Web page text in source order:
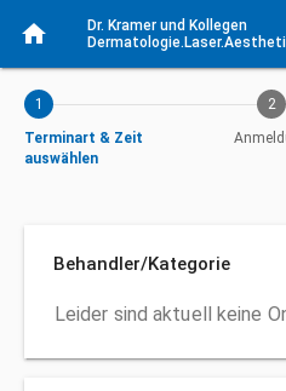
home
Dr. Kramer und Kollegen
1
Terminart & Zeit
auswählen
2
Behandler/Kategorie
Behandler/Kategorie
Leider sind aktuell keine